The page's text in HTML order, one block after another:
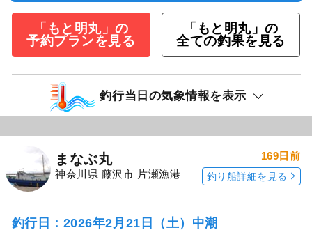
仕立 88,000円/隻
3,000ポイント還元
アジ（マアジ） サバ（ゴマサバ）
予約プランを見る
全ての釣果を見る